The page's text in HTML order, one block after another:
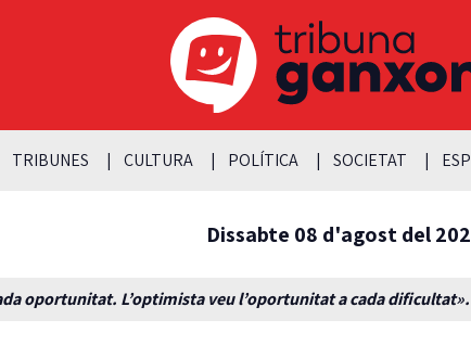
TRIBUNES CULTURA POLÍTICA SOCIETAT
Dissabte 08 d'agost del
oportunitat. L’optimista veu l’oportunitat a cada dificultat».